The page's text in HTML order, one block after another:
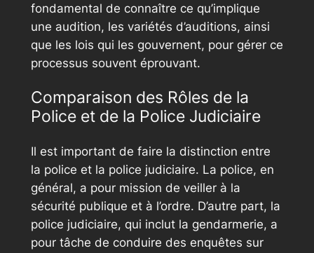
fondamental de connaître ce qu’implique
une audition, les variétés d’auditions, ainsi
que les lois qui les gouvernent, pour gérer ce
processus souvent éprouvant.
Comparaison des Rôles de la
Police et de la Police Judiciaire
Il est important de faire la distinction entre
la police et la police judiciaire. La police, en
général, a pour mission de veiller à la
sécurité publique et à l’ordre. D’autre part, la
police judiciaire, qui inclut la gendarmerie, a
pour tâche de conduire des enquêtes sur